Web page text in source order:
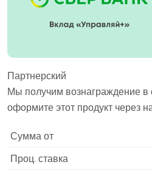
Партнерский
Мы получим вознаграждение в
оформите этот продукт через
Сумма от
Проц. ставка